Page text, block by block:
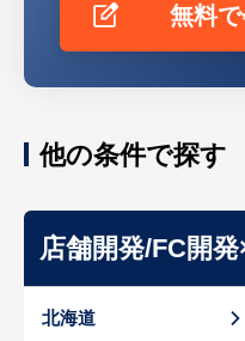
無料
他の条件で探す
店舗開発/FC開
北海道